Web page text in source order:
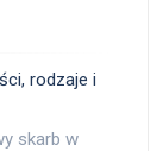
rodzaje i
skarb w